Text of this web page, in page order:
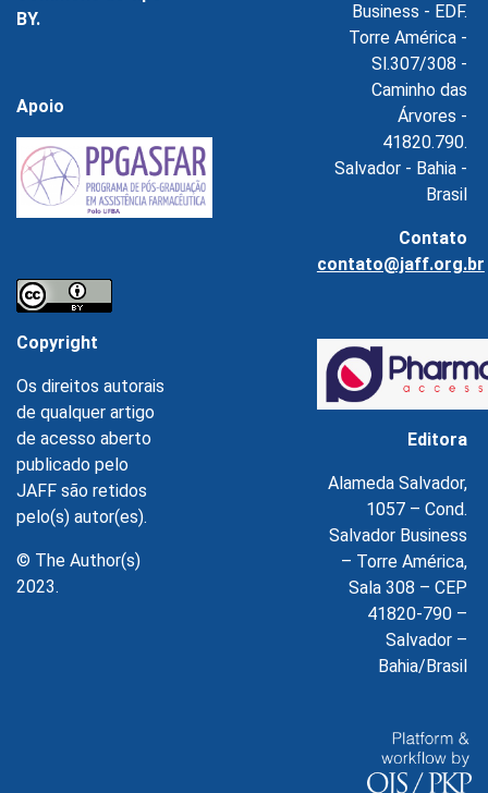
BY.
Apoio
Copyright
Os direitos autorais
de qualquer artigo
de acesso aberto
publicado pelo
JAFF são retidos
pelo(s) autor(es).
© The Author(s)
2023.
Business - EDF.
Torre América -
Sl.307/308 -
Caminho das
Árvores -
41820.790.
Salvador - Bahia -
Brasil
Contato
contato@jaff.org.br
Editora
Alameda Salvador,
1057 – Cond.
Salvador Business
– Torre América,
Sala 308 – CEP
41820-790 –
Salvador –
Bahia/Brasil